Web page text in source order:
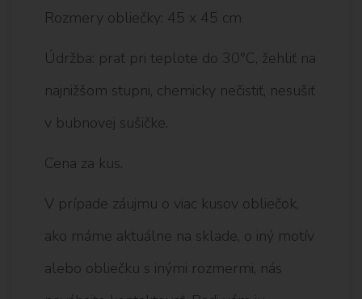
Rozmery obliečky: 45 x 45 cm
Údržba: prať pri teplote do 30°C, žehliť na
najnižšom stupni, chemicky nečistiť, nesušiť
v bubnovej sušičke.
Cena za kus.
V prípade záujmu o viac kusov obliečok,
ako máme aktuálne na sklade, o iný motív
alebo obliečku s inými rozmermi, nás